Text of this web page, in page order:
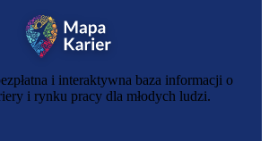
i interaktywna baza informacji o
i rynku pracy dla młodych ludzi.